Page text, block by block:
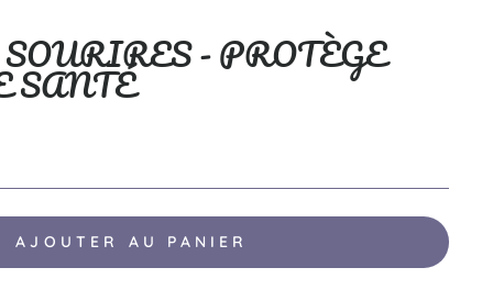
- PROTÈGE
SANTÉ
AJOUTER AU PANIER